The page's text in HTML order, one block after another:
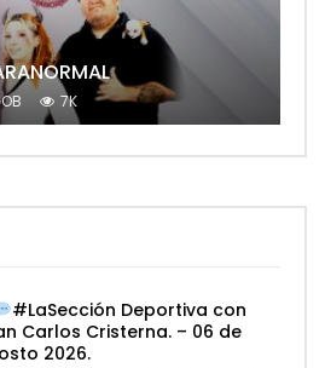
7K
#LaSección Deportiva con
Carlos Cristerna. – 06 de
2026.